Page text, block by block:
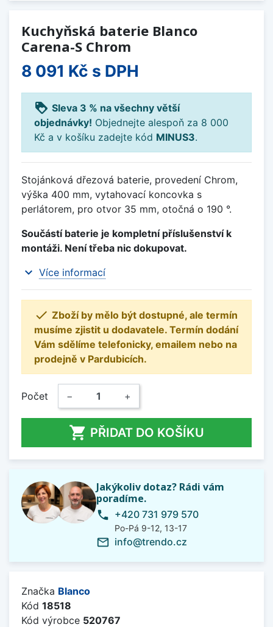
Kuchyňská baterie Blanco
Carena-S Chrom
8 091 Kč s DPH
loyalty Sleva 3 % na všechny větší
objednávky! Objednejte alespoň za 8 000
Kč a v košíku zadejte kód MINUS3.
Stojánková dřezová baterie, provedení Chrom,
výška 400 mm, vytahovací koncovka s
perlátorem, pro otvor 35 mm, otočná o 190 °.
Součástí baterie je kompletní příslušenství k
montáži. Není třeba nic dokupovat.
expand_more Více informací
 Zboží by mělo být dostupné, ale termín
musíme zjistit u dodavatele. Termín dodání
Vám sdělíme telefonicky, emailem nebo na
prodejně v Pardubicích.
Počet − +
 PŘIDAT DO KOŠÍKU
Jakýkoliv dotaz? Rádi vám
poradíme.
phone +420 731 979 570
Po-Pá 9-12, 13-17
mail_outline info@trendo.cz
Značka Blanco
Kód 18518
Kód výrobce 520767